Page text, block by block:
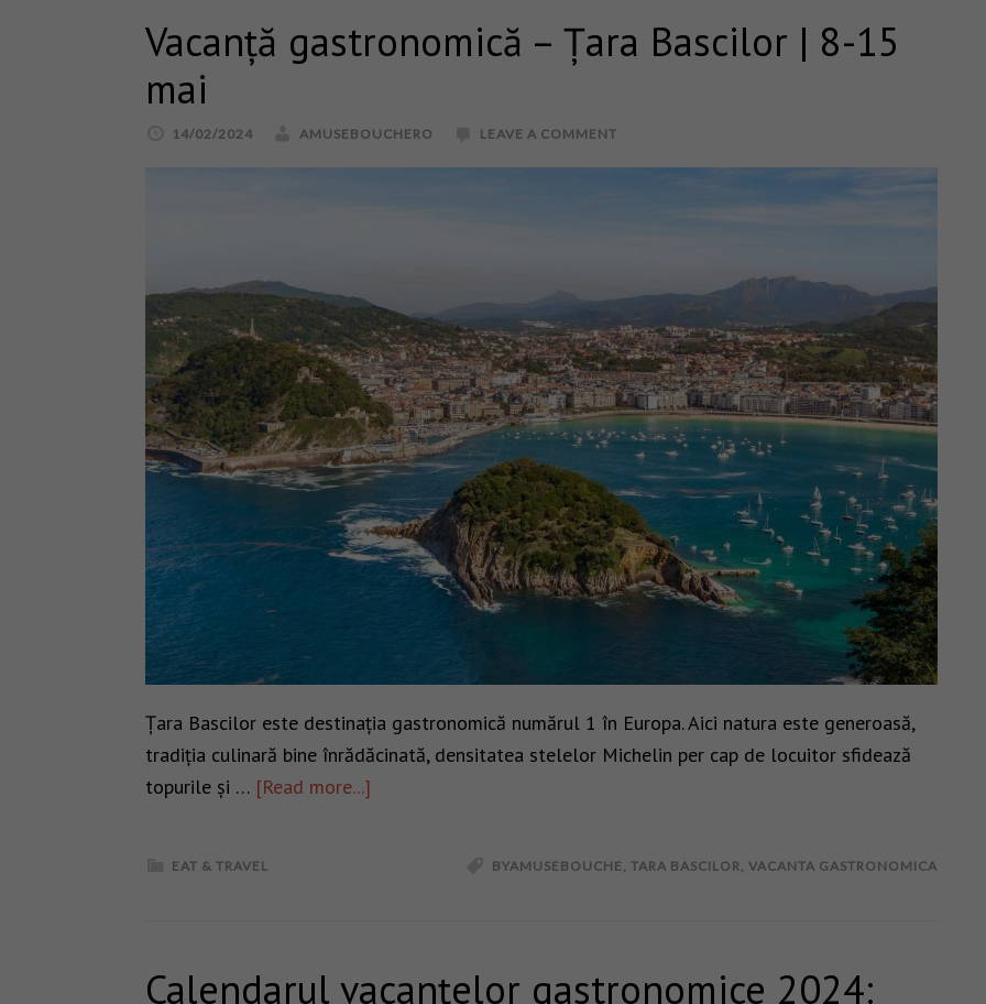
Vacanță gastronomică – Țara Bascilor | 8-15
mai
14/02/2024 AMUSEBOUCHERO LEAVE A COMMENT
Țara Bascilor este destinația gastronomică numărul 1 în Europa. Aici natura este generoasă,
tradiția culinară bine înrădăcinată, densitatea stelelor Michelin per cap de locuitor sfidează
topurile și … [Read more...]
EAT & TRAVEL BYAMUSEBOUCHE, TARA BASCILOR, VACANTA GASTRONOMICA
Calendarul vacanțelor gastronomice 2024: